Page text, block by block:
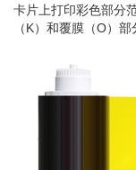
卡片上打印彩色部分
（K）和覆膜（O）